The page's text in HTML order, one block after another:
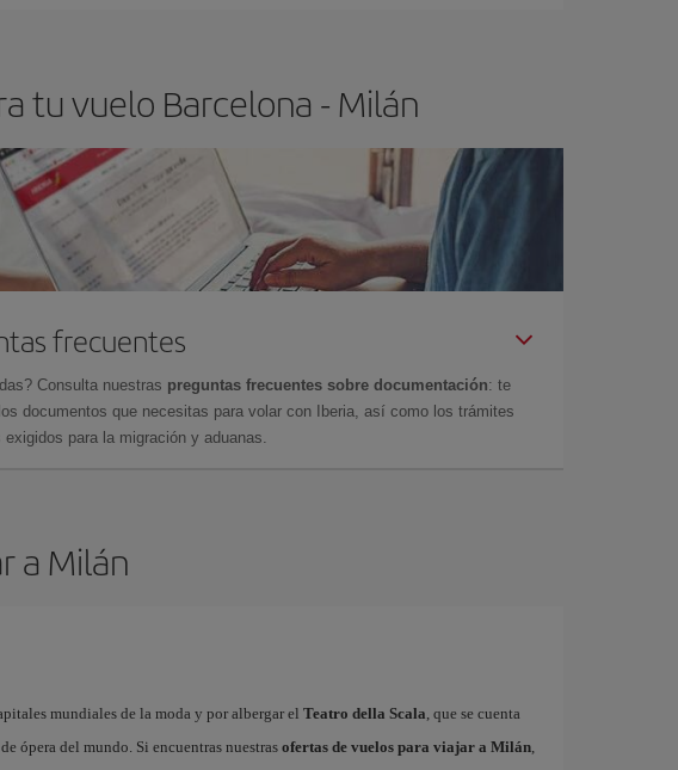
tu vuelo Barcelona - Milán
frecuentes
Consulta nuestras preguntas frecuentes sobre documentación: te
documentos que necesitas para volar con Iberia, así como los trámites
para la migración y aduanas.
a Milán
mundiales de la moda y por albergar el Teatro della Scala, que se cuenta
ópera del mundo. Si encuentras nuestras ofertas de vuelos para viajar a Milán,